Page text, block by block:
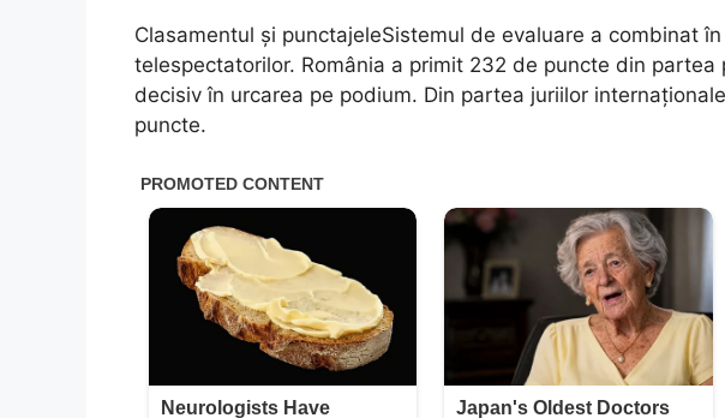
Clasamentul și punctajeleSistemul de evaluare a combinat
telespectatorilor. România a primit 232 de puncte din
decisiv în urcarea pe podium. Din partea juriilor
puncte.